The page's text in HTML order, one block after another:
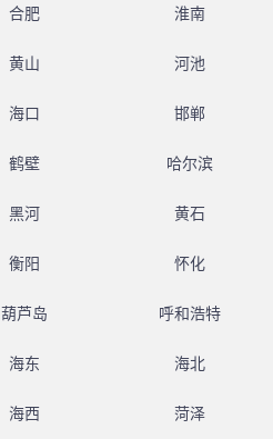
合肥 淮南
黄山 河池
海口 邯郸
鹤壁 哈尔滨
黑河 黄石
衡阳 怀化
葫芦岛 呼和浩特
海东 海北
海西 菏泽